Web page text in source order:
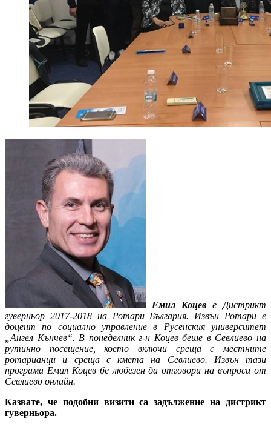
Емил Коцев е Дистрикт
гуверньор 2017-2018 на Ротари България. Извън Ротари е
доцент по социално управление в Русенския университет
„Ангел Кънчев“. В понеделник г-н Коцев беше в Севлиево на
рутинно посещение, което включи среща с местните
ротарианци и среща с кмета на Севлиево. Извън тази
програма Емил Коцев бе любезен да отговори на въпроси от
Севлиево онлайн.
Казвате, че подобни визити са задължение на дистрикт
гуверньора.